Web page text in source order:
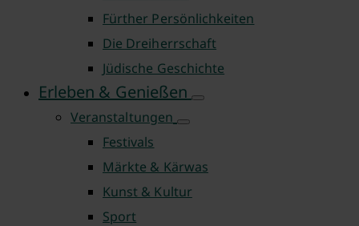
Fürther Persönlichkeiten
Die Dreiherrschaft
Jüdische Geschichte
Erleben & Genießen
Veranstaltungen
Festivals
Märkte & Kärwas
Kunst & Kultur
Sport